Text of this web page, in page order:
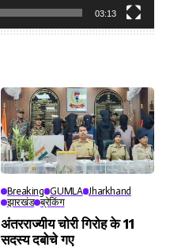
03:13
Breaking GUMLA Jharkhand
झारखंड ब्रेकिंग
अंतरराज्यीय चोरी गिरोह के 11
सदस्य दबोचे गए